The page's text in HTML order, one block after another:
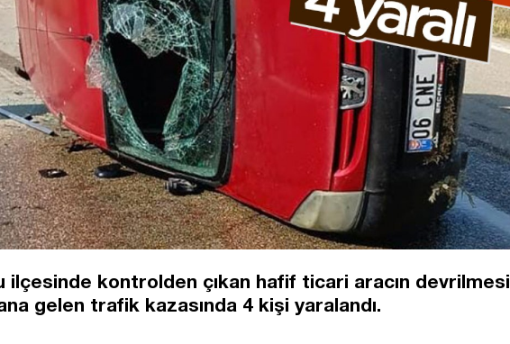
ilçesinde kontrolden çıkan hafif ticari aracın devrilmesi
gelen trafik kazasında 4 kişi yaralandı.